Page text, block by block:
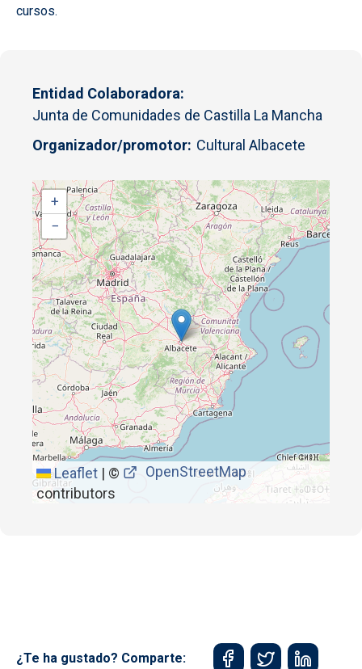
cursos.
Entidad Colaboradora
Junta de Comunidades de Castilla La Mancha
Organizador/promotor Cultural Albacete
+
−
Leaflet | ©
OpenStreetMap
contributors
¿Te ha gustado? Comparte: